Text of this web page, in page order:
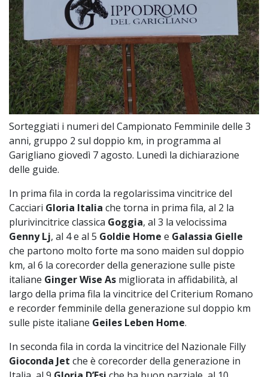
Sorteggiati i numeri del Campionato Femminile delle 3
anni, gruppo 2 sul doppio km, in programma al
Garigliano giovedì 7 agosto. Lunedì la dichiarazione
delle guide.
In prima fila in corda la regolarissima vincitrice del
Cacciari Gloria Italia che torna in prima fila, al 2 la
plurivincitrice classica Goggia, al 3 la velocissima
Genny Lj, al 4 e al 5 Goldie Home e Galassia Gielle
che partono molto forte ma sono maiden sul doppio
km, al 6 la corecorder della generazione sulle piste
italiane Ginger Wise As migliorata in affidabilità, al
largo della prima fila la vincitrice del Criterium Romano
e recorder femminile della generazione sul doppio km
sulle piste italiane Geiles Leben Home.
In seconda fila in corda la vincitrice del Nazionale Filly
Gioconda Jet che è corecorder della generazione in